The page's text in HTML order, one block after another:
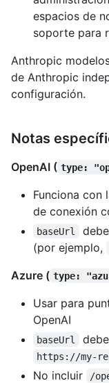
espacios de
soporte para
Anthropic
de Anthropic
configuración.
Notas
OpenAI ( type:
Funciona con
de conexión
baseUrl
(por ejemplo,
Azure ( type:
Usar para
OpenAI
baseUrl
https://my-
No incluir
/